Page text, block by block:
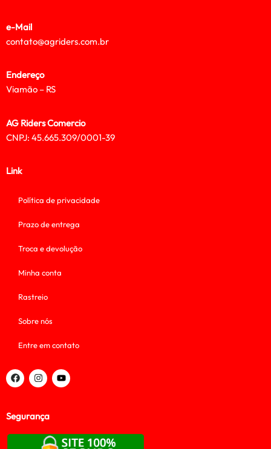
e-Mail
contato@agriders.com.br
Endereço
Viamão – RS
AG Riders Comercio
CNPJ: 45.665.309/0001-39
Link
Política de privacidade
Prazo de entrega
Troca e devolução
Minha conta
Rastreio
Sobre nós
Entre em contato
Segurança